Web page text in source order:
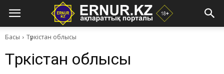
Басы Түркістан облысы
Түркістан облысы